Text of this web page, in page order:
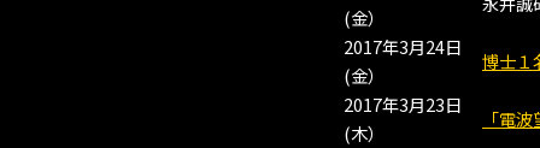
(金）
2017年3月24日
(金）
博士１
2017年3月23日
(木）
「電